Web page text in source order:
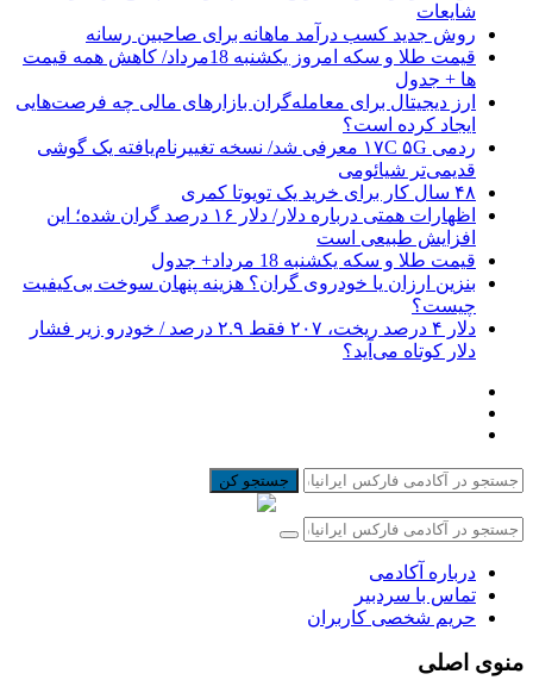
شایعات
روش جدید کسب درآمد ماهانه برای صاحبین رسانه
قیمت طلا و سکه امروز یکشنبه 18مرداد/ کاهش همه قیمت
ها + جدول
ارز دیجیتال برای معامله‌گران بازارهای مالی چه فرصت‌هایی
ایجاد کرده است؟
ردمی ۱۷C ۵G معرفی شد/ نسخه تغییرنام‌یافته یک گوشی
قدیمی‌تر شیائومی
۴۸ سال کار برای خرید یک تویوتا کمری
اظهارات همتی درباره دلار/ دلار ۱۶ درصد گران شده؛ این
افزایش طبیعی است
قیمت طلا و سکه یکشنبه 18 مرداد+ جدول
بنزین ارزان یا خودروی گران؟ هزینه پنهان سوخت بی‌کیفیت
چیست؟
دلار ۴ درصد ریخت، ۲۰۷ فقط ۲.۹ درصد / خودرو زیر فشار
دلار کوتاه می‌آید؟
جستجو کن
درباره آکادمی
تماس با سردبیر
حریم شخصی کاربران
منوی اصلی